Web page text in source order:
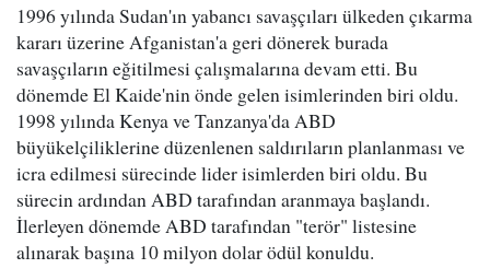
1996 yılında Sudan'ın yabancı savaşçıları ülkeden çıkarma
kararı üzerine Afganistan'a geri dönerek burada
savaşçıların eğitilmesi çalışmalarına devam etti. Bu
dönemde El Kaide'nin önde gelen isimlerinden biri oldu.
1998 yılında Kenya ve Tanzanya'da ABD
büyükelçiliklerine düzenlenen saldırıların planlanması ve
icra edilmesi sürecinde lider isimlerden biri oldu. Bu
sürecin ardından ABD tarafından aranmaya başlandı.
İlerleyen dönemde ABD tarafından "terör" listesine
alınarak başına 10 milyon dolar ödül konuldu.